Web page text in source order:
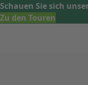
Schauen Sie sich
Zu den Touren